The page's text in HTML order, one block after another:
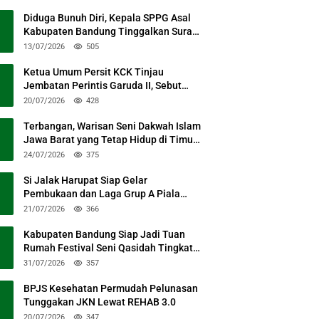
Diduga Bunuh Diri, Kepala SPPG Asal
Kabupaten Bandung Tinggalkan Surat
Permohonan Maaf
13/07/2026 505
Ketua Umum Persit KCK Tinjau
Jembatan Perintis Garuda II, Sebut
Simbol Kebersamaan TNI dan Rakyat
20/07/2026 428
Terbangan, Warisan Seni Dakwah Islam
Jawa Barat yang Tetap Hidup di Timur
Kabupaten Bandung
24/07/2026 375
Si Jalak Harupat Siap Gelar
Pembukaan dan Laga Grup A Piala
Presiden 2026 Sabtu Mendatang
21/07/2026 366
Kabupaten Bandung Siap Jadi Tuan
Rumah Festival Seni Qasidah Tingkat
Nasional
31/07/2026 357
BPJS Kesehatan Permudah Pelunasan
Tunggakan JKN Lewat REHAB 3.0
20/07/2026 347